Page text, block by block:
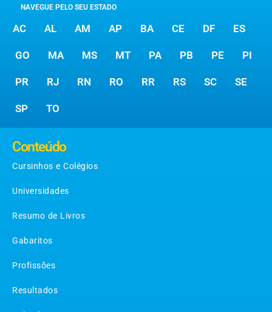
NAVEGUE PELO SEU ESTADO
AC AL AM AP BA CE DF ES
GO MA MS MT PA PB PE PI
PR RJ RN RO RR RS SC SE
SP TO
Conteúdo
Cursinhos e Colégios
Universidades
Resumo de Livros
Gabaritos
Profissões
Resultados